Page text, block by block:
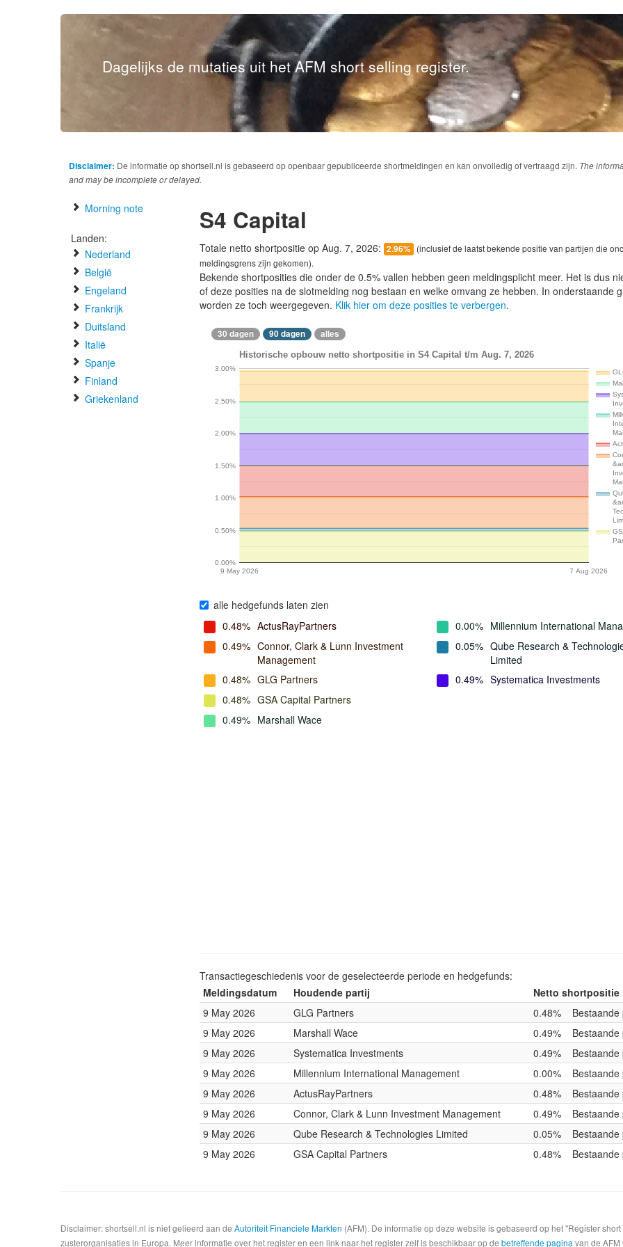
Dagelijks de mutaties uit het AFM short selling register.
Disclaimer: De informatie op shortsell.nl is gebaseerd op openbaar gepubliceerde shortmeldingen en kan onvolledig of vertraagd zijn. The
and may be incomplete or delayed.
Morning note
Landen:
Nederland
België
Engeland
Frankrijk
Duitsland
Italië
Spanje
Finland
Griekenland
S4 Capital
Totale netto shortpositie op Aug. 7, 2026: 2.96% (inclusief de laatst bekende positie van partijen die
meldingsgrens zijn gekomen).
Bekende shortposities die onder de 0.5% vallen hebben geen meldingsplicht meer. Het is dus
of deze posities na de slotmelding nog bestaan en welke omvang ze hebben. In onderstaande
worden ze toch weergegeven. Klik hier om deze posities te verbergen.
30 dagen 90 dagen alles
Historische opbouw netto shortpositie in S4 Capital t/m Aug. 7, 2026
9 May 2026 7 Aug 2026
0.00%
0.50%
1.00%
1.50%
2.00%
2.50%
3.00%
alle hedgefunds laten zien
0.48% ActusRayPartners
0.49% Connor, Clark & Lunn Investment
Management
0.48% GLG Partners
0.48% GSA Capital Partners
0.49% Marshall Wace
0.00% Millennium International
0.05% Qube Research &
Limited
0.49% Systematica Investments
Transactiegeschiedenis voor de geselecteerde periode en hedgefunds:
Meldingsdatum
Houdende partij
Netto shortpositie
9 May 2026
GLG Partners 0.48%
Bestaande
9 May 2026
Marshall Wace 0.49%
Bestaande
9 May 2026
Systematica Investments 0.49%
Bestaande
9 May 2026
Millennium International Management 0.00%
Bestaande
9 May 2026
ActusRayPartners 0.48%
Bestaande
9 May 2026
Connor, Clark & Lunn Investment Management 0.49%
Bestaande
9 May 2026
Qube Research & Technologies Limited 0.05%
Bestaande
9 May 2026
GSA Capital Partners 0.48% Bestaande
Disclaimer: shortsell.nl is niet gelieerd aan de Autoriteit Financiele Markten (AFM). De informatie op deze website is gebaseerd op het "Register
zusterorganisaties in Europa. Meer informatie over het register en een link naar het register zelf is beschikbaar op de betreffende pagina van de